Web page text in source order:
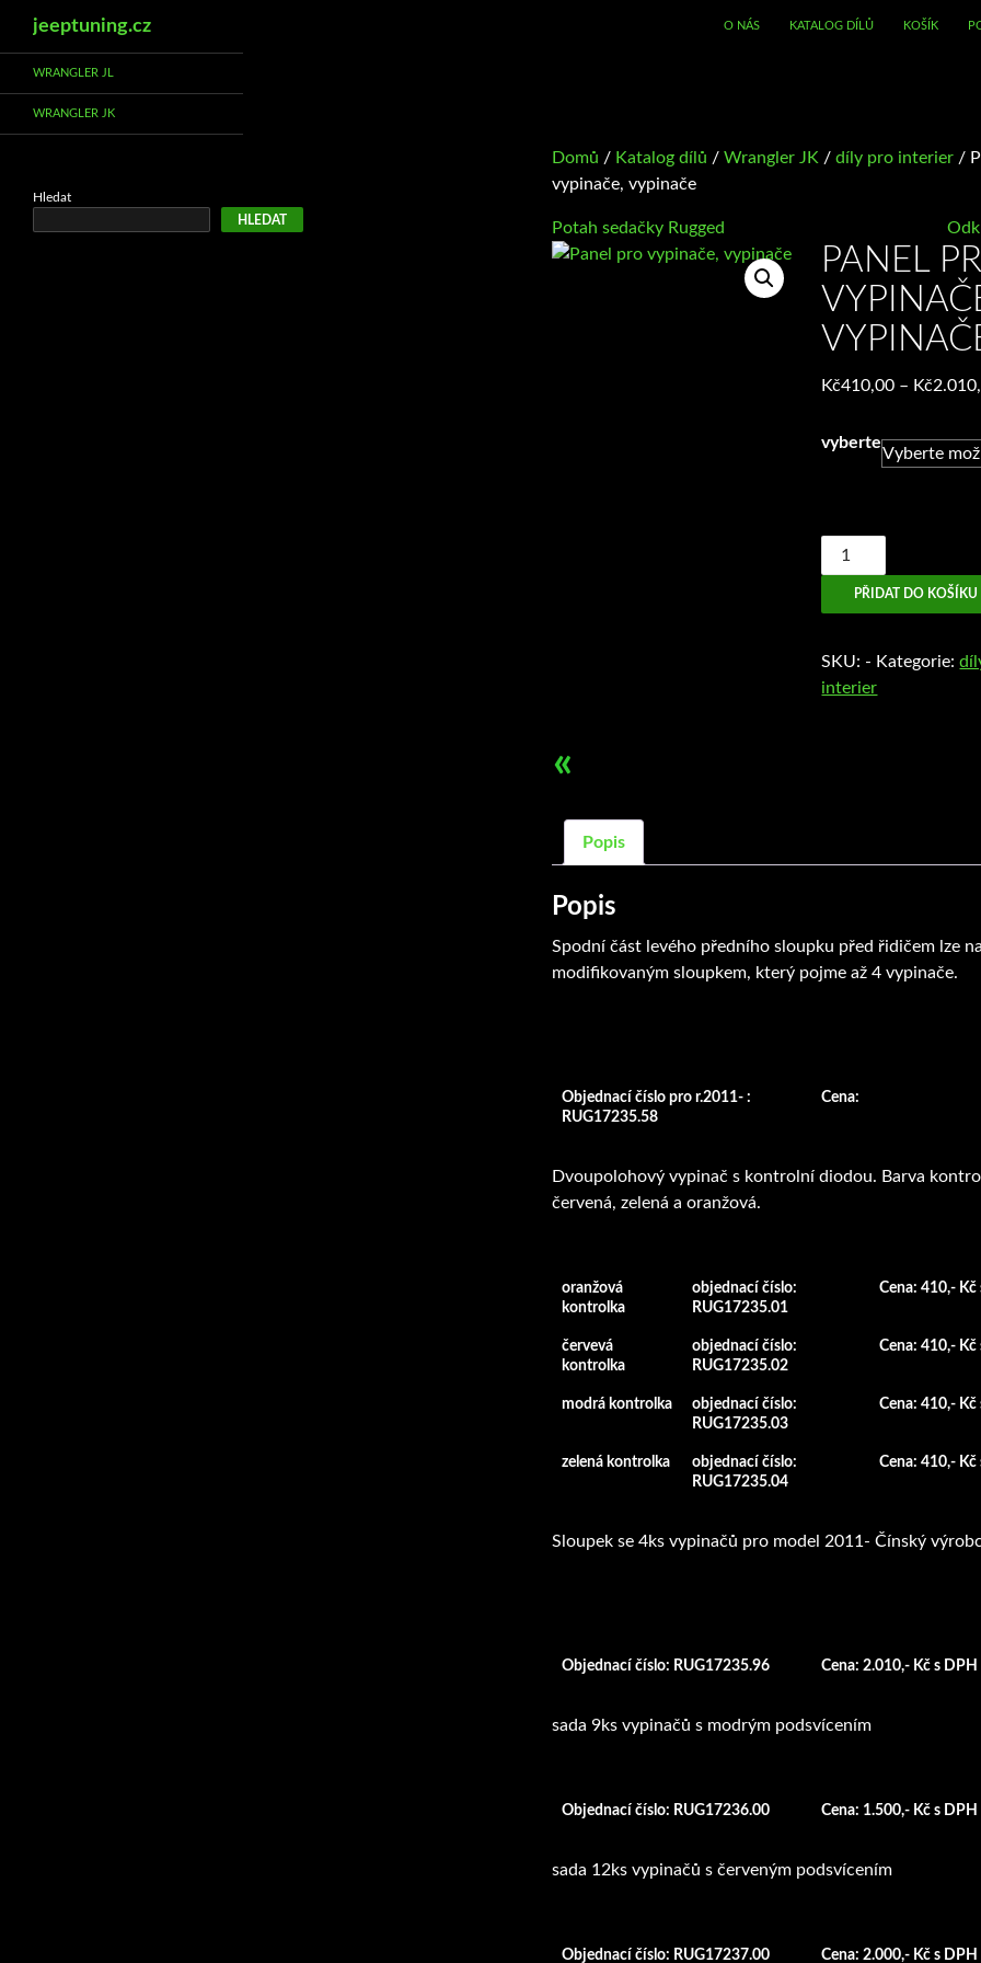
Přejít
k
obsahu
jeeptuning.cz O NÁS KATALOG DÍLŮ KOŠÍK
Domů / Katalog dílů / Wrangler JK / díly pro interier /
vypinače, vypinače
Potah sedačky Rugged
PANEL
Kč410,00 – Kč
vyberte
Panel
pro
vypinače,
množství
PŘIDAT DO KOŠÍKU
SKU: - Kategorie:
interier
«
Popis
Popis
Spodní část levého předního sloupku před řidičem lze
modifikovaným sloupkem, který pojme až 4 vypinače.
Objednací číslo pro r.2011- :
RUG17235.58
Cena:
Dvoupolohový vypinač s kontrolní diodou. Barva
červená, zelená a oranžová.
oranžová
kontrolka
objednací číslo:
RUG17235.01
Cena: 410,- Kč
červevá
kontrolka
objednací číslo:
RUG17235.02
Cena: 410,- Kč
modrá kontrolka
objednací číslo:
RUG17235.03
Cena: 410,- Kč
zelená kontrolka
objednací číslo:
RUG17235.04
Cena: 410,- Kč
Sloupek se 4ks vypinačů pro model 2011- Čínský
Objednací číslo: RUG17235.96 Cena: 2.010,- Kč s DPH
sada 9ks vypinačů s modrým podsvícením
Objednací číslo: RUG17236.00 Cena: 1.500,- Kč s DPH
sada 12ks vypinačů s červeným podsvícením
Objednací číslo: RUG17237.00 Cena: 2.000,- Kč s DPH
WRANGLER JL
WRANGLER JK
Hledat
HLEDAT